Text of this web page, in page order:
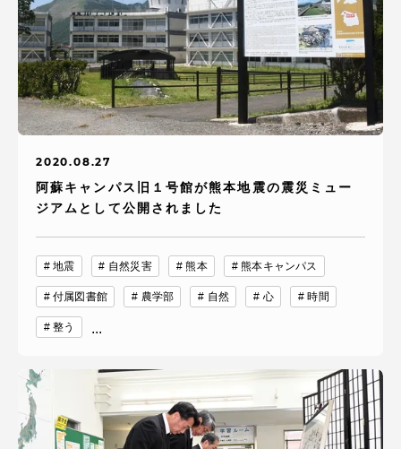
2020.08.27
阿蘇キャンパス旧１号館が熊本地震の震災ミュー
ジアムとして公開されました
地震 自然災害 熊本 熊本キャンパス
付属図書館 農学部 自然 心 時間
整う ...